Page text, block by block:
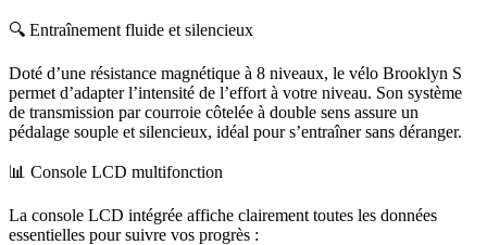
🔍 Entraînement fluide et silencieux
Doté d’une résistance magnétique à 8 niveaux, le vélo Brooklyn S
permet d’adapter l’intensité de l’effort à votre niveau. Son système
de transmission par courroie côtelée à double sens assure un
pédalage souple et silencieux, idéal pour s’entraîner sans déranger.
📊 Console LCD multifonction
La console LCD intégrée affiche clairement toutes les données
essentielles pour suivre vos progrès :